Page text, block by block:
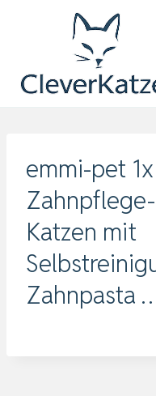
emmi-pet
Katzen mit
Zahnpasta